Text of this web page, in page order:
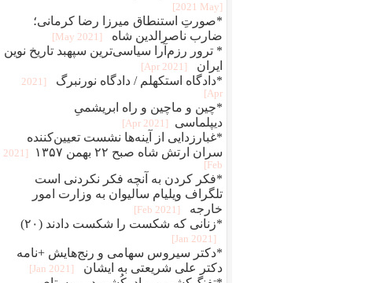
[2021 May]
*صورتِ استنطاق میرزا رضا کرمانی؛
ضارب ناصرالدین شاه
[2021 May]
* ترور رزم‌آرا سیاسی‌ترین سپهبد تاریخ نوین
ایران
[2021 Apr]
*دادگاه استکهلم / دادگاه نورنبرگ
[2021
Apr]
*چین و ماچین و راه ابريشمیِ
ديپلماسی
[2021 Apr]
*غبارزدایی از آینه‌ها نشست تعیین‌کننده
سران ارتش شاه صبح ۲۲ بهمن ۱۳۵۷
[2021
Feb]
*فکر کردن به آنچه فکر نکردنی است
تلگراف ویلیام سالیوان به وزارت امور
خارجه
[2021 Feb]
*زنانی که شکست را شکست دادند (۲۰)
[2021 Jan]
*دکتر سیروس سهامی و رنج‌هایش +نامه
دکتر علی شریعتی به ایشان
[2021 Jan]